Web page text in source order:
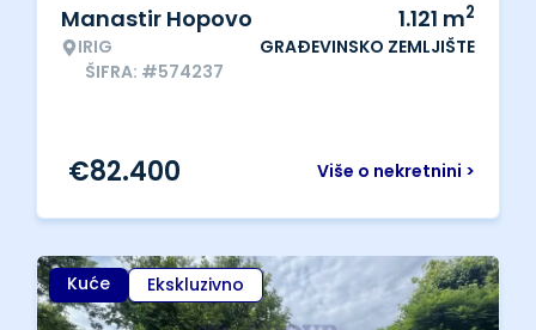
Manastir Hopovo
IRIG
ŠIFRA: #574237
1.121 m2
GRAĐEVINSKO ZEMLJIŠTE
Više o nekretnini >
€82.400
Kuće Ekskluzivno